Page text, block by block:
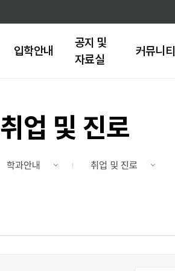
입학안내
공지 및
자료실
커뮤니티
취업 및 진로
학과안내 취업 및 진로